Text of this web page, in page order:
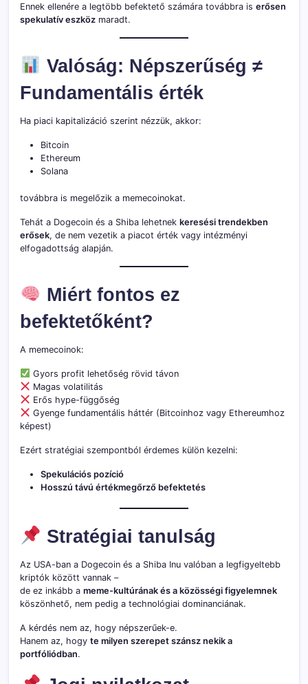
Ennek ellenére a legtöbb befektető számára továbbra is erősen
spekulatív eszköz maradt.
Valóság: Népszerűség ≠
Fundamentális érték
Ha piaci kapitalizáció szerint nézzük, akkor:
Bitcoin
Ethereum
Solana
továbbra is megelőzik a memecoinokat.
Tehát a Dogecoin és a Shiba lehetnek keresési trendekben
erősek, de nem vezetik a piacot érték vagy intézményi
elfogadottság alapján.
Miért fontos ez
befektetőként?
A memecoinok:
Gyors profit lehetőség rövid távon
Magas volatilitás
Erős hype-függőség
Gyenge fundamentális háttér (Bitcoinhoz vagy Ethereumhoz
képest)
Ezért stratégiai szempontból érdemes külön kezelni:
Spekulációs pozíció
Hosszú távú értékmegőrző befektetés
Stratégiai tanulság
Az USA-ban a Dogecoin és a Shiba Inu valóban a legfigyeltebb
kriptók között vannak –
de ez inkább a meme-kultúrának és a közösségi figyelemnek
köszönhető, nem pedig a technológiai dominanciának.
A kérdés nem az, hogy népszerűek-e.
Hanem az, hogy te milyen szerepet szánsz nekik a
portfóliódban.